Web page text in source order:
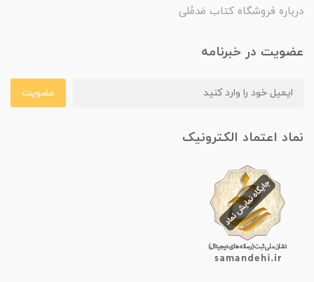
درباره فروشگاه کتاب مَدمُلی
عضویت در خبرنامه
عضویت
نماد اعتماد الکترونیک